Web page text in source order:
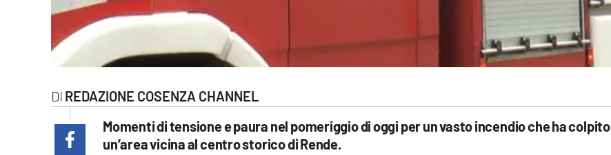
REDAZIONE COSENZA CHANNEL
Momenti di tensione e paura nel pomeriggio di oggi per un vasto incendio che ha colpito
un’area vicina al centro storico di Rende.